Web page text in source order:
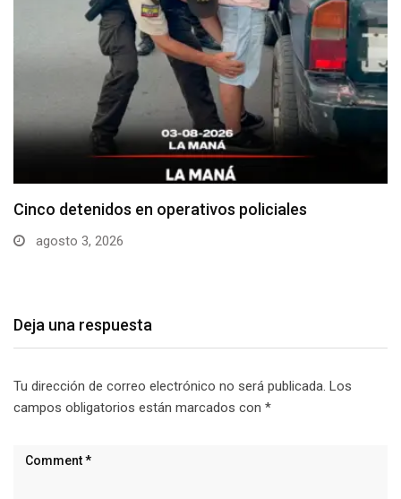
Cotopaxi supera los 640 casos de dengue en…
julio 29, 2026
Deja una respuesta
Tu dirección de correo electrónico no será publicada. Los
campos obligatorios están marcados con *